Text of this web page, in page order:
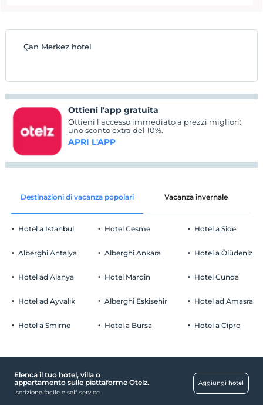
Çan Merkez hotel
Ottieni l'app gratuita
Ottieni l'accesso immediato a prezzi migliori:
uno sconto extra del 10%.
APRI L'APP
Destinazioni di vacanza popolari Vacanza invernale
Hotel a Istanbul
Alberghi Antalya
Hotel ad Alanya
Hotel ad Ayvalık
Hotel a Smirne
Hotel Cesme
Alberghi Ankara
Hotel Mardin
Alberghi Eskisehir
Hotel a Bursa
Hotel a Side
Hotel a Ölüdeniz
Hotel Cunda
Hotel ad Amasra
Hotel a Cipro
Elenca il tuo hotel, villa o
appartamento sulle piattaforme Otelz.
Iscrizione facile e self-service
Aggiungi hotel